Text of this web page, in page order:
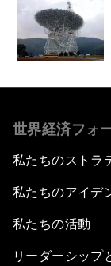
世界経済フォ
私たちのストラ
私たちのアイデ
私たちの活動
リーダーシップ